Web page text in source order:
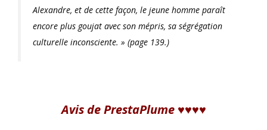
Alexandre, et de cette façon, le jeune homme paraît
encore plus goujat avec son mépris, sa ségrégation
culturelle inconsciente. » (page 139.)
Avis de PrestaPlume ♥♥♥♥